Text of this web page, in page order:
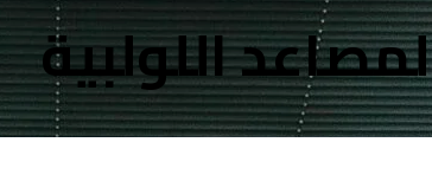
اللولبية